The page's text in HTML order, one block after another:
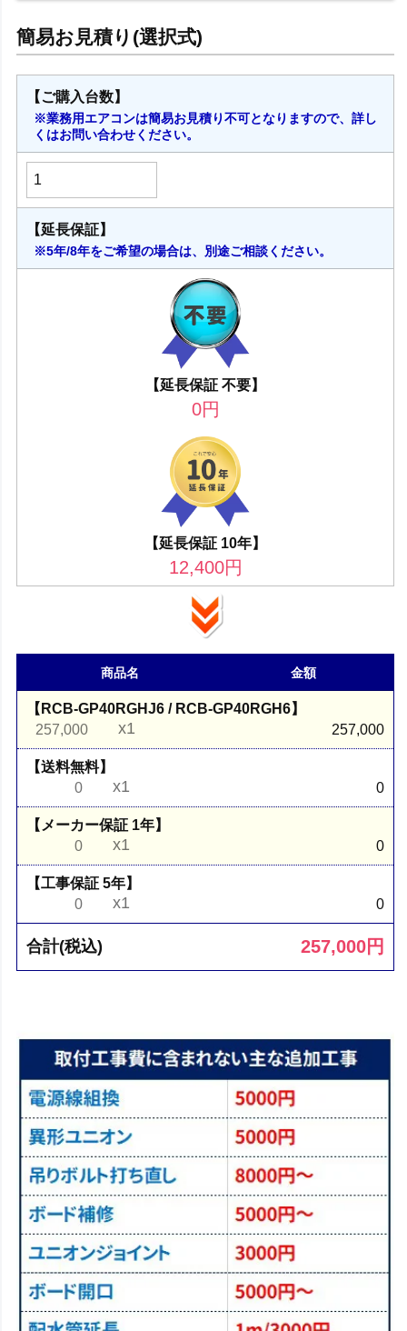
【ご購入台数】
※業務用エアコンは簡易お見積り不可となりますので、詳し
くはお問い合わせください。
【延長保証】
※5年/8年をご希望の場合は、別途ご相談ください。
【延長保証 不要】
0円
【延長保証 10年】
12,400円
商品名 金額
【RCB-GP40RGHJ6 / RCB-GP40RGH6】
257,000
x1 257,000
【送料無料】
0
x1 0
【メーカー保証 1年】
0
x1 0
【工事保証 5年】
0
x1 0
合計(税込) 257,000円